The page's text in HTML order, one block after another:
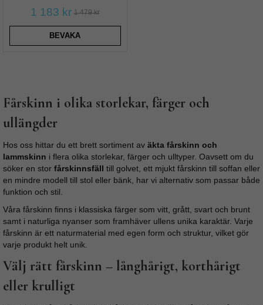
1 183 kr 1 479 kr
BEVAKA
Fårskinn i olika storlekar, färger och
ullängder
Hos oss hittar du ett brett sortiment av äkta fårskinn och
lammskinn i flera olika storlekar, färger och ulltyper. Oavsett om du
söker en stor fårskinnsfäll till golvet, ett mjukt fårskinn till soffan eller
en mindre modell till stol eller bänk, har vi alternativ som passar både
funktion och stil.
Våra fårskinn finns i klassiska färger som vitt, grått, svart och brunt
samt i naturliga nyanser som framhäver ullens unika karaktär. Varje
fårskinn är ett naturmaterial med egen form och struktur, vilket gör
varje produkt helt unik.
Välj rätt fårskinn – långhårigt, korthårigt
eller krulligt